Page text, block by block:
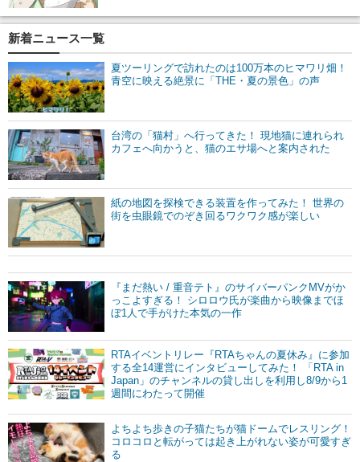
新着ニュース一覧
夏ツーリングで訪れたのは100万本のヒマワリ畑！
青空に映える絶景に「THE・夏の景色」の声
台湾の「猫村」へ行ってきた！ 現地猫に連れられ
カフェへ向かうと、猫のエサ場へと案内された
紙の地図を探検できる装置を作ってみた！ 世界の
街を虫眼鏡でのぞき回るワクワク感が楽しい
『まだ熱い / 重音テト』のサイバーパンクMVがか
っこよすぎる！ シロロウ氏が楽曲から映像までほ
ぼ1人で手がけた本気の一作
RTAイベントリレー『RTAちゃんの夏休み』に参加
する全14運営にインタビューしてみた！ 「RTA in
Japan」のチャンネルの貸し出しを利用し8/9から1
週間にわたって開催
よちよち歩きの子猫たちが猫ドームでレスリング！
コロコロと転がっては起き上がれない姿が可愛すぎ
る